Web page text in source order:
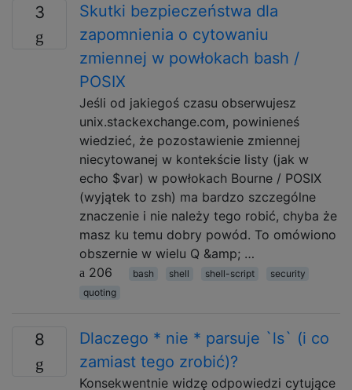
3
Skutki bezpieczeństwa dla
zapomnienia o cytowaniu
zmiennej w powłokach bash /
POSIX
Jeśli od jakiegoś czasu obserwujesz
unix.stackexchange.com, powinieneś
wiedzieć, że pozostawienie zmiennej
niecytowanej w kontekście listy (jak w
echo $var) w powłokach Bourne / POSIX
(wyjątek to zsh) ma bardzo szczególne
znaczenie i nie należy tego robić, chyba że
masz ku temu dobry powód. To omówiono
obszernie w wielu Q &amp; …
206
bash shell shell-script
security
quoting
8
Dlaczego * nie * parsuje `ls` (i co
zamiast tego zrobić)?
Konsekwentnie widzę odpowiedzi cytujące